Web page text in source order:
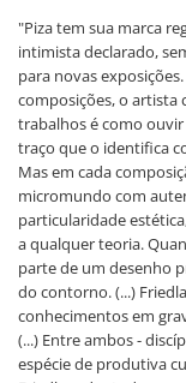
"Piza tem sua marca
intimista declarado,
para novas
composições, o artista
trabalhos é como ouvir
traço que o identifica
Mas em cada
micromundo com
particularidade
a qualquer teoria.
parte de um desenho
do contorno. (...)
conhecimentos em
(...) Entre ambos -
espécie de produtiva